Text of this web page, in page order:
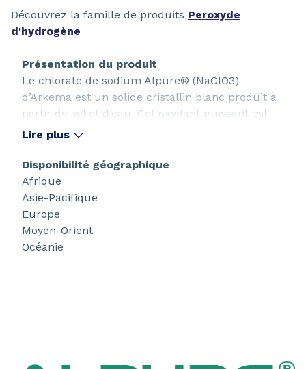
Découvrez la famille de produits Peroxyde
d'hydrogène
Présentation du produit
Le chlorate de sodium Alpure® (NaClO3)
d’Arkema est un solide cristallin blanc produit à
partir de sel et d’eau. Cet oxydant puissant est
principalement utilisé pour la génération de
clé pour la fabrication de pâte à papier chimique
de haute qualité destiné à une large gamme de
papiers et d’emballages.
Lire plus
Disponibilité géographique
Afrique
Asie-Pacifique
Europe
Moyen-Orient
Océanie